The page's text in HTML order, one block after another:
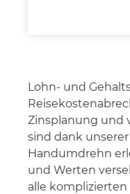
Lohn- und
Zinsplanung und
sind dank
Handumdrehn
und Werten
alle